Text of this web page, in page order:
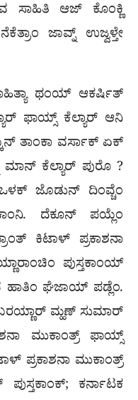
ಸಾಹಿತಿ ಆಜ್ ಕೊಂಕ್ಣಿ
ಜಾವ್ನ್ ಉಜ್ವಳ್ತೇ
ಥಂಯ್ ಆಕರ್ಷಿತ್
ಫಾಯ್ಸ್ ಕೆಲ್ಯಾರ್ ಆನಿ
ತಾಂಕಾ ವರ್ಸಾಕ್ ಏಕ್
ಮಾನ್ ಕೆಲ್ಯಾರ್ ಪುರೊ ?
ಜೊಡುನ್ ದಿಂವ್ಚೆಂ
ದೆಕೂನ್ ಪಯ್ಲೆಂ
ಕಿಟಾಳ್ ಪ್ರಕಾಶನಾ
ಪುಸ್ತಕಾಂಯ್
ಹಾತಿಂ ಘೆಜಾಯ್ ಪಡ್ಲೆಂ.
ಮ್ಹಣ್ ಸುಮಾರ್
ಮುಕಾಂತ್ರ್ ಫಾಯ್ಸ್
ಪ್ರಕಾಶನಾ ಮುಕಾಂತ್ರ್
ಕರ್ನಾಟಕ